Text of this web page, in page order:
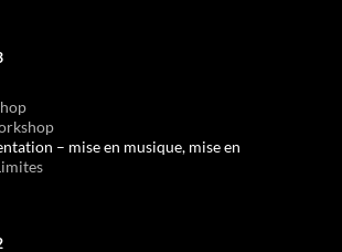
– mise en musique, mise en